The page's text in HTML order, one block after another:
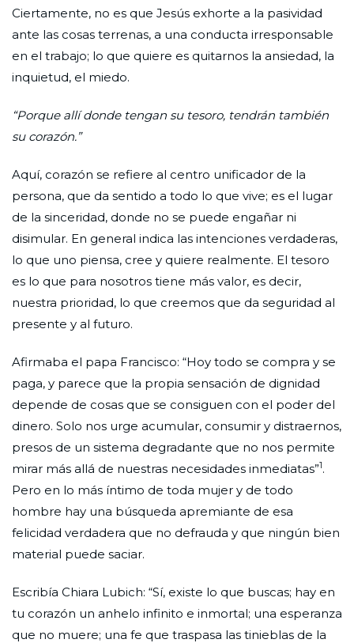
Ciertamente, no es que Jesús exhorte a la pasividad
ante las cosas terrenas, a una conducta irresponsable
en el trabajo; lo que quiere es quitarnos la ansiedad, la
inquietud, el miedo.
“Porque allí donde tengan su tesoro, tendrán también
su corazón.”
Aquí, corazón se refiere al centro unificador de la
persona, que da sentido a todo lo que vive; es el lugar
de la sinceridad, donde no se puede engañar ni
disimular. En general indica las intenciones verdaderas,
lo que uno piensa, cree y quiere realmente. El tesoro
es lo que para nosotros tiene más valor, es decir,
nuestra prioridad, lo que creemos que da seguridad al
presente y al futuro.
Afirmaba el papa Francisco: “Hoy todo se compra y se
paga, y parece que la propia sensación de dignidad
depende de cosas que se consiguen con el poder del
dinero. Solo nos urge acumular, consumir y distraernos,
presos de un sistema degradante que no nos permite
mirar más allá de nuestras necesidades inmediatas”1.
Pero en lo más íntimo de toda mujer y de todo
hombre hay una búsqueda apremiante de esa
felicidad verdadera que no defrauda y que ningún bien
material puede saciar.
Escribía Chiara Lubich: “Sí, existe lo que buscas; hay en
tu corazón un anhelo infinito e inmortal; una esperanza
que no muere; una fe que traspasa las tinieblas de la